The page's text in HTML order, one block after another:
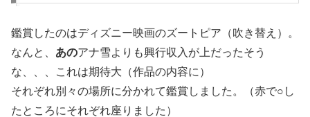
鑑賞したのはディズニー映画のズートピア（吹き替え）。
なんと、 あのアナ雪よりも興行収入が上だったそう
な、、、これは期待大（作品の内容に）
それぞれ別々の場所に分かれて鑑賞しました。（赤で○し
たところにそれぞれ座りました）